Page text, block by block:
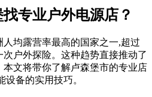
专业户外电源店？
均露营率最高的国家之一,超过
次户外探险。这种趋势直接推动了
本文将带你了解卢森堡市的专业店
备的实用技巧。